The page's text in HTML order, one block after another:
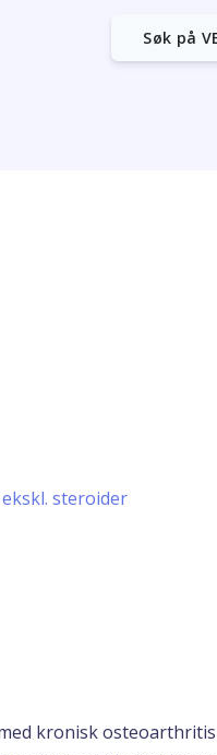
Søk på
steroider
kronisk